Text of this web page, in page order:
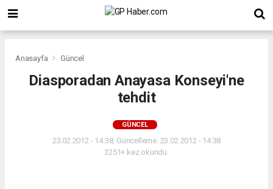
Anasayfa Güncel
Diasporadan Anayasa Konseyi'ne
tehdit
GÜNCEL
23.02.2012 - 14:38, Güncelleme: 23.02.2012 - 14:38
3251+ kez okundu.